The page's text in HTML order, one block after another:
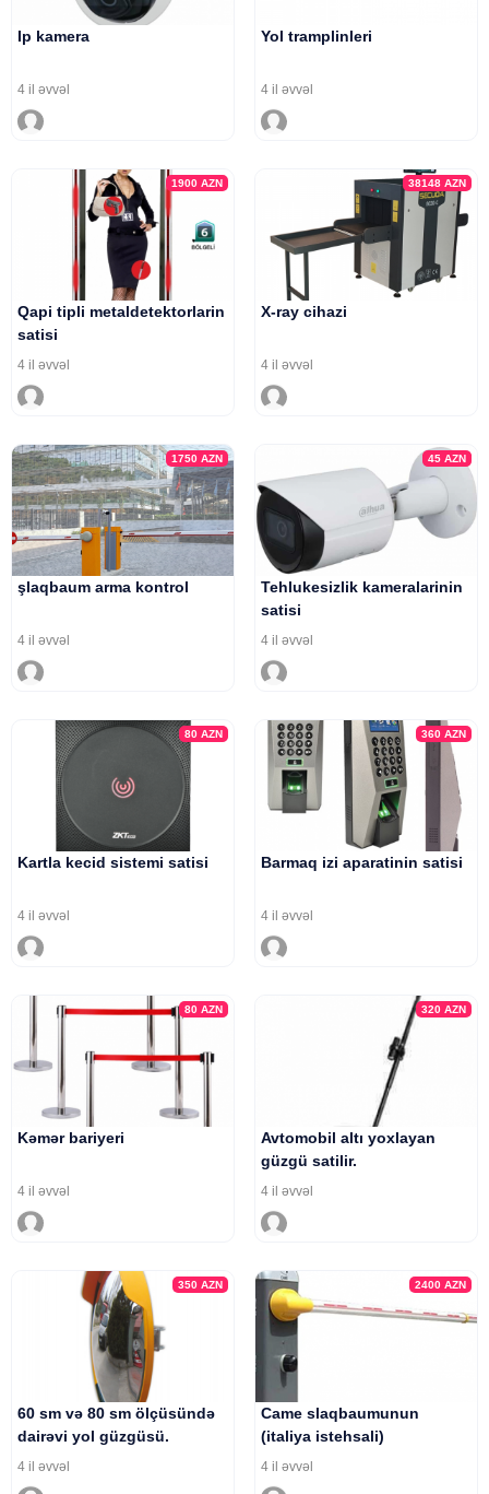
Ip kamera
4 il əvvəl
Yol tramplinleri
4 il əvvəl
1900AZN
Qapi tipli metaldetektorlarin
satisi
4 il əvvəl
38148 AZN
X-ray cihazi
4 il əvvəl
1750AZN
şlaqbaum arma kontrol
4 il əvvəl
45 AZN
Tehlukesizlik kameralarinin
satisi
4 il əvvəl
80AZN
Kartla kecid sistemi satisi
4 il əvvəl
360 AZN
Barmaq izi aparatinin satisi
4 il əvvəl
80AZN
Kəmər bariyeri
4 il əvvəl
320 AZN
Avtomobil altı yoxlayan
güzgü satilir.
4 il əvvəl
350AZN
60 sm və 80 sm ölçüsündə
dairəvi yol güzgüsü.
4 il əvvəl
2400 AZN
Came slaqbaumunun
(italiya istehsali)
4 il əvvəl